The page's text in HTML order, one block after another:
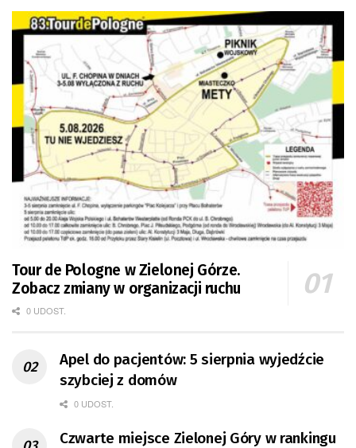
Tour de Pologne w Zielonej Górze.
Zobacz zmiany w organizacji ruchu
0 UDOST.
Apel do pacjentów: 5 sierpnia wyjedźcie
szybciej z domów
0 UDOST.
Czwarte miejsce Zielonej Góry w rankingu